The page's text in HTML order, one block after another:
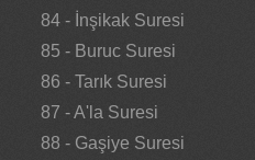
84 - İnşikak Suresi
85 - Buruc Suresi
86 - Tarık Suresi
87 - A'la Suresi
88 - Gaşiye Suresi